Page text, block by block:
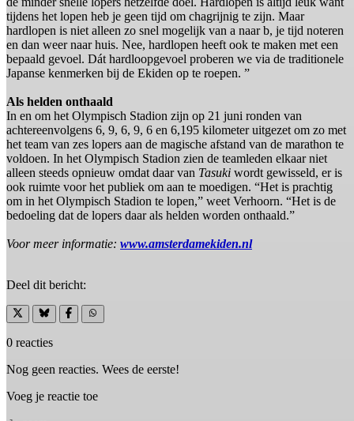
tijdens het lopen heb je geen tijd om chagrijnig te zijn. Maar
hardlopen is niet alleen zo snel mogelijk van a naar b, je tijd noteren
en dan weer naar huis. Nee, hardlopen heeft ook te maken met een
bepaald gevoel. Dát hardloopgevoel proberen we via de traditionele
Japanse kenmerken bij de Ekiden op te roepen. ”
Als helden onthaald
In en om het Olympisch Stadion zijn op 21 juni ronden van
achtereenvolgens 6, 9, 6, 9, 6 en 6,195 kilometer uitgezet om zo met
het team van zes lopers aan de magische afstand van de marathon te
voldoen. In het Olympisch Stadion zien de teamleden elkaar niet
alleen steeds opnieuw omdat daar van Tasuki wordt gewisseld, er is
ook ruimte voor het publiek om aan te moedigen. “Het is prachtig
om in het Olympisch Stadion te lopen,” weet Verhoorn. “Het is de
bedoeling dat de lopers daar als helden worden onthaald.”
Voor meer informatie: www.amsterdamekiden.nl
Deel dit bericht:
0 reacties
Nog geen reacties. Wees de eerste!
Voeg je reactie toe